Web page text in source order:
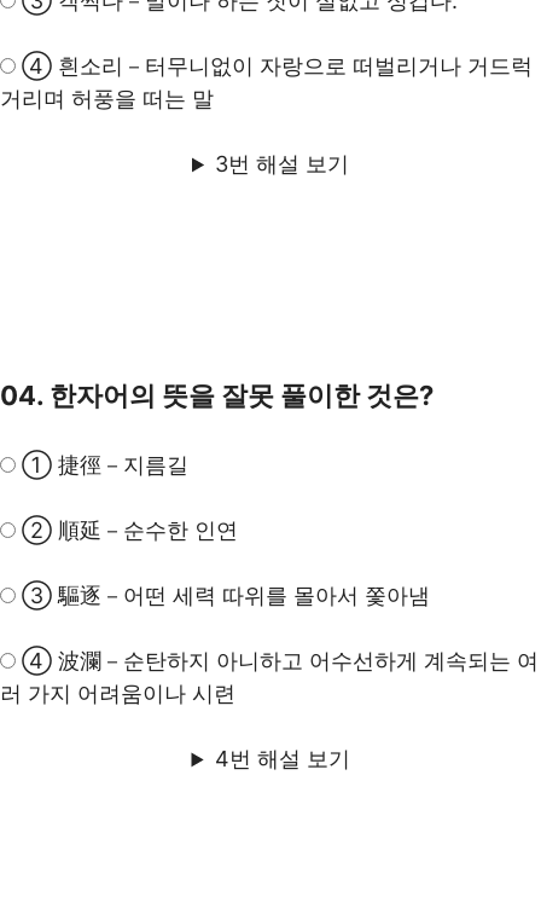
④ 흰소리－터무니없이 자랑으로 떠벌리거나 거드럭
거리며 허풍을 떠는 말
3번 해설 보기
04. 한자어의 뜻을 잘못 풀이한 것은?
① 捷徑－지름길
② 順延－순수한 인연
③ 驅逐－어떤 세력 따위를 몰아서 쫓아냄
④ 波瀾－순탄하지 아니하고 어수선하게 계속되는 여
러 가지 어려움이나 시련
4번 해설 보기